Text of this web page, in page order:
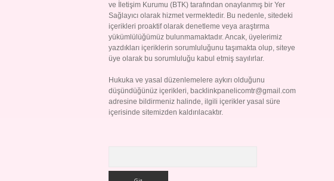
ve İletişim Kurumu (BTK) tarafından onaylanmış bir Yer
Sağlayıcı olarak hizmet vermektedir. Bu nedenle, sitedeki
içerikleri proaktif olarak denetleme veya araştırma
yükümlülüğümüz bulunmamaktadır. Ancak, üyelerimiz
yazdıkları içeriklerin sorumluluğunu taşımakta olup, siteye
üye olarak bu sorumluluğu kabul etmiş sayılırlar.
Hukuka ve yasal düzenlemelere aykırı olduğunu
düşündüğünüz içerikleri, backlinkpanelicomtr@gmail.com
adresine bildirmeniz halinde, ilgili içerikler yasal süre
içerisinde sitemizden kaldırılacaktır.